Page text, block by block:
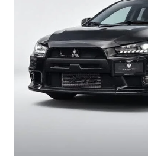
2011 Mitsubishi Lancer